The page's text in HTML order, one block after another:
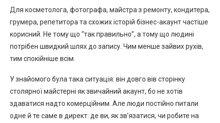
Для косметолога, фотографа, майстра з ремонту, кондитера,
грумера, репетитора та схожих історій бізнес-акаунт частіше
корисний. Не тому що “так правильно”, а тому що людині
потрібен швидкий шлях до запису. Чим менше зайвих рухів,
тим спокійніше всім.
У знайомого була така ситуація: він довго вів сторінку
столярної майстерні як звичайний акаунт, бо не хотів
здаватися надто комерційним. Але люди постійно питали
одне й те саме в директ: де ви, як зв’язатися, чи робите на